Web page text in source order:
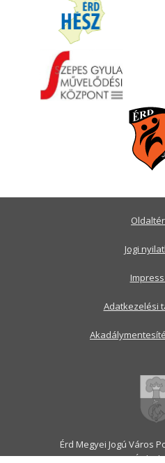
Érd Megyei Jogú Város
2030 Érd,
Jogi
Adatkezelési